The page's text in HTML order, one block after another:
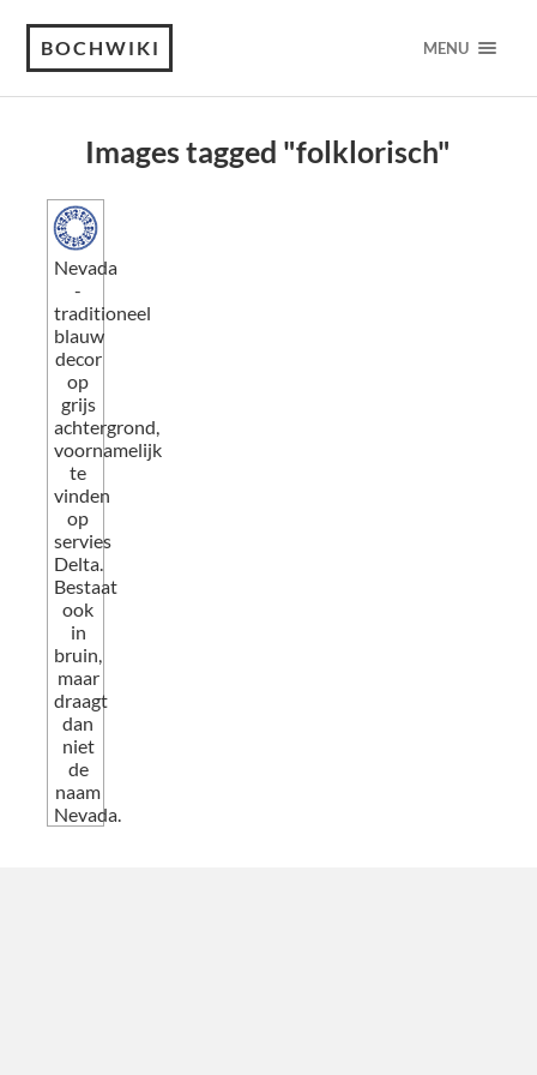
BOCHWIKI MENU
Images tagged "folklorisch"
Nevada
-
traditioneel
blauw
decor
op
grijs
achtergrond,
voornamelijk
te
vinden
op
servies
Delta.
Bestaat
ook
in
bruin,
maar
draagt
dan
niet
de
naam
Nevada.